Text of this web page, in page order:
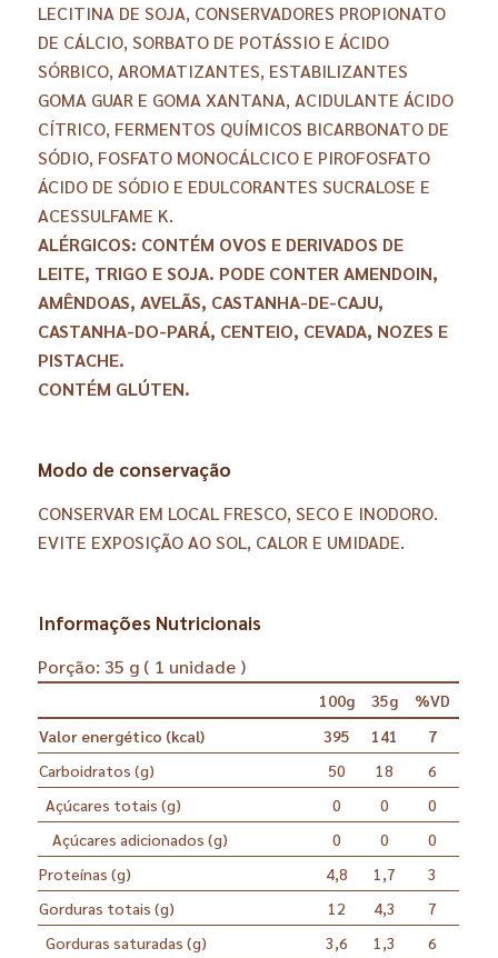
LECITINA DE SOJA, CONSERVADORES PROPIONATO
DE CÁLCIO, SORBATO DE POTÁSSIO E ÁCIDO
SÓRBICO, AROMATIZANTES, ESTABILIZANTES
GOMA GUAR E GOMA XANTANA, ACIDULANTE ÁCIDO
CÍTRICO, FERMENTOS QUÍMICOS BICARBONATO DE
SÓDIO, FOSFATO MONOCÁLCICO E PIROFOSFATO
ÁCIDO DE SÓDIO E EDULCORANTES SUCRALOSE E
ACESSULFAME K.
ALÉRGICOS: CONTÉM OVOS E DERIVADOS DE
LEITE, TRIGO E SOJA. PODE CONTER AMENDOIN,
AMÊNDOAS, AVELÃS, CASTANHA-DE-CAJU,
CASTANHA-DO-PARÁ, CENTEIO, CEVADA, NOZES E
PISTACHE.
CONTÉM GLÚTEN.
Modo de conservação
CONSERVAR EM LOCAL FRESCO, SECO E INODORO.
EVITE EXPOSIÇÃO AO SOL, CALOR E UMIDADE.
Informações Nutricionais
Porção: 35 g ( 1 unidade )
100g 35g
%VD
Valor energético (kcal)
395 141
7
Carboidratos (g)
50 18
6
Açúcares totais (g)
0 0
0
Açúcares adicionados (g)
0 0
0
Proteínas (g)
4,8 1,7
3
Gorduras totais (g)
12 4,3
7
Gorduras saturadas (g)
3,6 1,3
6